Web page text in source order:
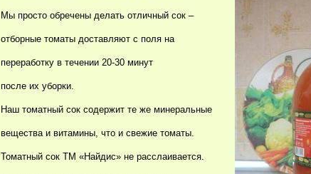
Мы просто обречены делать отличный сок –
отборные томаты доставляют с поля на
переработку в течении 20-30 минут
после их уборки.
Наш томатный сок содержит те же минеральные
вещества и витамины, что и свежие томаты.
Томатный сок ТМ «Найдис» не расслаивается.